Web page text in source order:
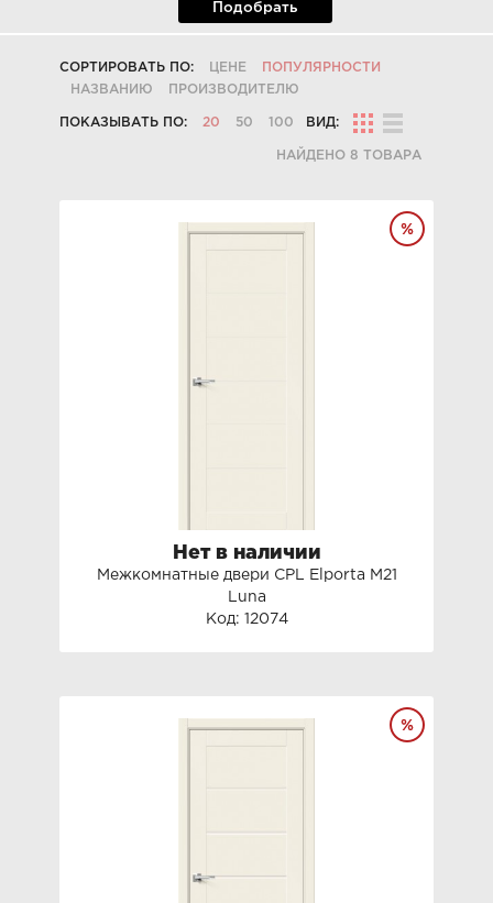
Подобрать
СОРТИРОВАТЬ ПО: ЦЕНЕ
ПОПУЛЯРНОСТИ
НАЗВАНИЮ
ПРОИЗВОДИТЕЛЮ
ПОКАЗЫВАТЬ ПО: 20 50 100 ВИД:
НАЙДЕНО 8 ТОВАРА
Нет в наличии
Межкомнатные двери СРL Elporta M21
Luna
Код: 12074